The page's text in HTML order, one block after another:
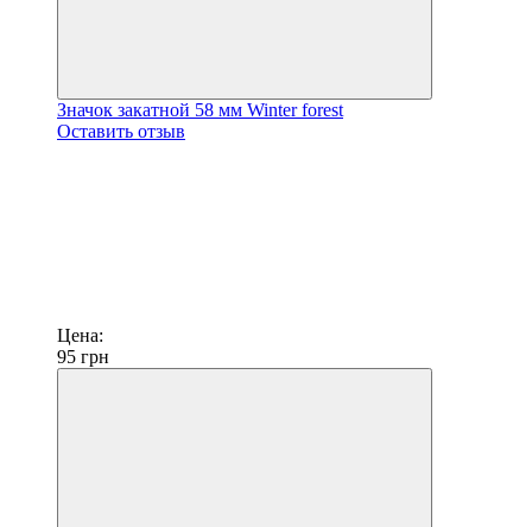
Значок закатной 58 мм Winter forest
Оставить отзыв
Цена:
95 грн